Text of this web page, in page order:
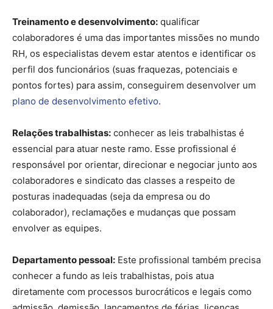
Treinamento e desenvolvimento: qualificar
colaboradores é uma das importantes missões no mundo
RH, os especialistas devem estar atentos e identificar os
perfil dos funcionários (suas fraquezas, potenciais e
pontos fortes) para assim, conseguirem desenvolver um
plano de desenvolvimento efetivo.
Relações trabalhistas: conhecer as leis trabalhistas é
essencial para atuar neste ramo. Esse profissional é
responsável por orientar, direcionar e negociar junto aos
colaboradores e sindicato das classes a respeito de
posturas inadequadas (seja da empresa ou do
colaborador), reclamações e mudanças que possam
envolver as equipes.
Departamento pessoal: Este profissional também precisa
conhecer a fundo as leis trabalhistas, pois atua
diretamente com processos burocráticos e legais como